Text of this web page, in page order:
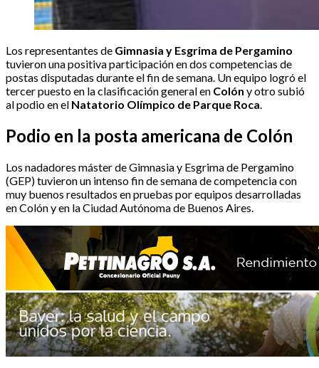
Los representantes de Gimnasia y Esgrima de Pergamino
tuvieron una positiva participación en dos competencias de
postas disputadas durante el fin de semana. Un equipo logró el
tercer puesto en la clasificación general en Colón y otro subió
al podio en el Natatorio Olímpico de Parque Roca.
Podio en la posta americana de Colón
Los nadadores máster de Gimnasia y Esgrima de Pergamino
(GEP) tuvieron un intenso fin de semana de competencia con
muy buenos resultados en pruebas por equipos desarrolladas
en Colón y en la Ciudad Autónoma de Buenos Aires.